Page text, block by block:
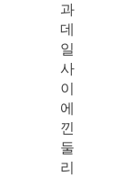
과
데
일
사
이
에
낀
둘
리